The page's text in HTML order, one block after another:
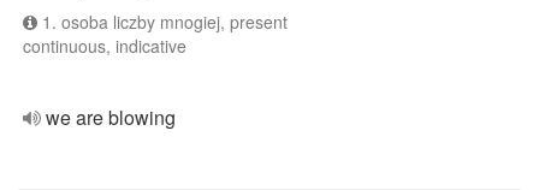
1. osoba liczby mnogiej, present
continuous, indicative
we are blowing